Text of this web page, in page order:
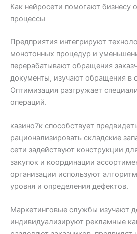
Как нейросети помогают бизнесу
процессы
Предприятия интегрируют
монотонных процедур и
перерабатывают обращения
документы, изучают обращения в
Оптимизация разгружает
операций.
казино7к способствует
рационализировать складские
сети задействуют конструкции
закупок и координации
организации используют
уровня и определения дефектов.
Маркетинговые службы изучают
индивидуализируют рекламные